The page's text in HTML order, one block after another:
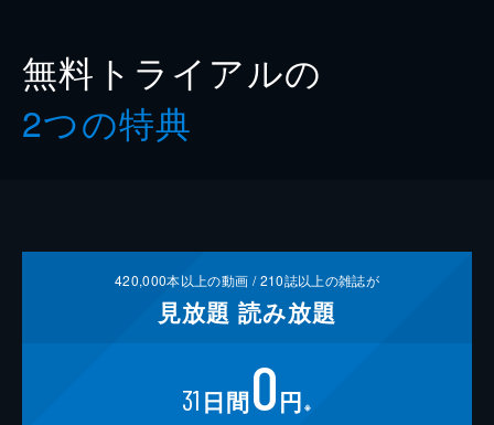
無料トライアルの
2つの特典
420,000本以上の動画 /210誌以上の雑誌が
見放題 読み放題
31 日間0円 ※